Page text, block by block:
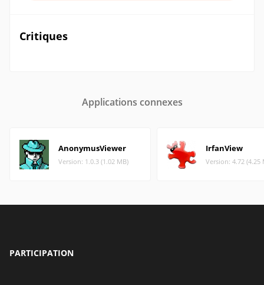
Critiques
Applications connexes
AnonymusViewer
Version: 1.0.3 (1.02 MB)
IrfanView
Version: 4.72 (4.25
PARTICIPATION